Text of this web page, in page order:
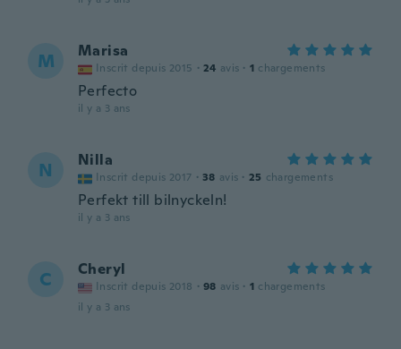
M Marisa
Inscrit depuis 2015 · 24 avis · 1 chargements
Perfecto
il y a 3 ans
N Nilla
Inscrit depuis 2017 · 38 avis · 25 chargements
Perfekt till bilnyckeln!
il y a 3 ans
C Cheryl
Inscrit depuis 2018 · 98 avis · 1 chargements
il y a 3 ans